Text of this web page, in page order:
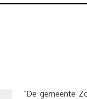
“De gemeente